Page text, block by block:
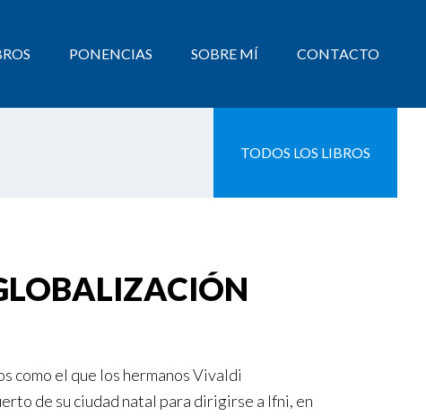
PONENCIAS SOBRE MÍ CONTACTO
TODOS LOS LIBROS
como el que los hermanos Vivaldi
de su ciudad natal para dirigirse a Ifni, en